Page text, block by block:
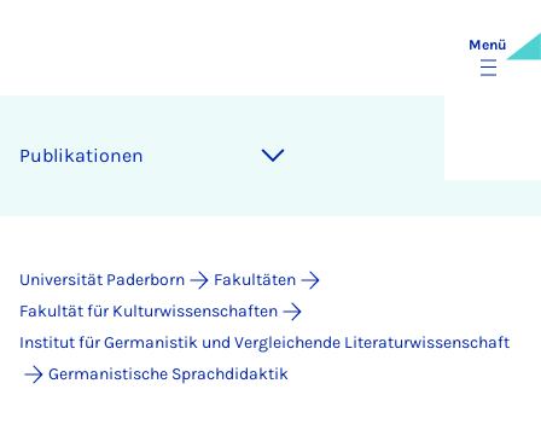
Menü
Publikationen
Universität Paderborn
Fakultäten
Fakultät für Kulturwissenschaften
Institut für Germanistik und Vergleichende Literaturwissenschaft
Germanistische Sprachdidaktik